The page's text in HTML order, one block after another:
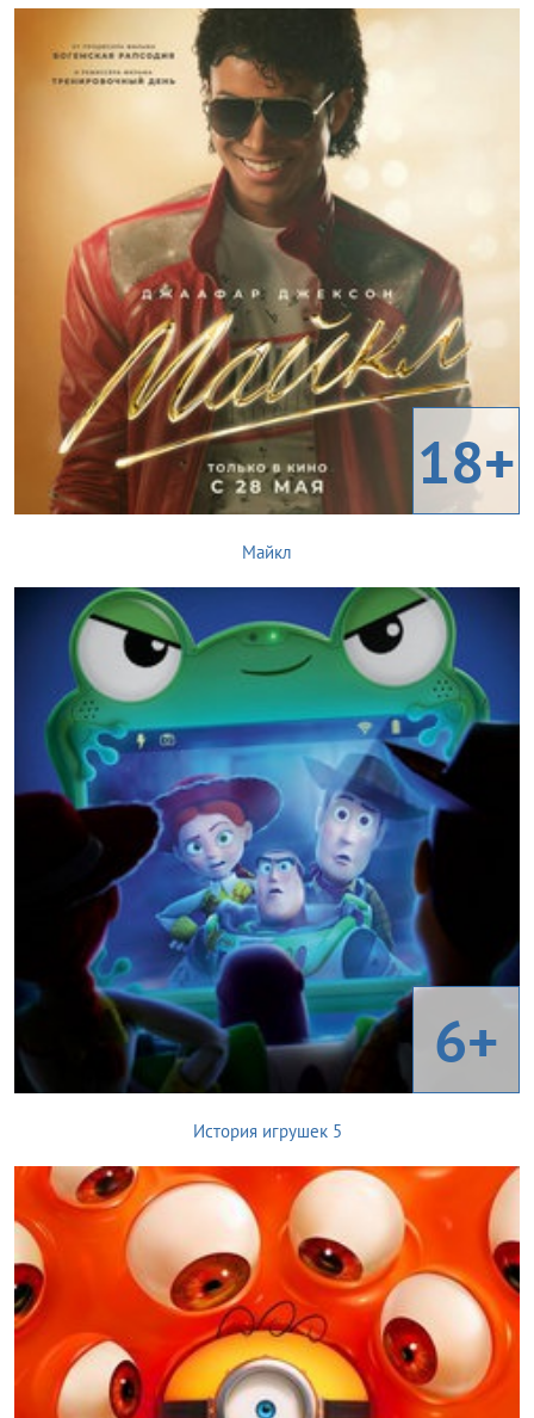
18+
Майкл
6+
История игрушек 5